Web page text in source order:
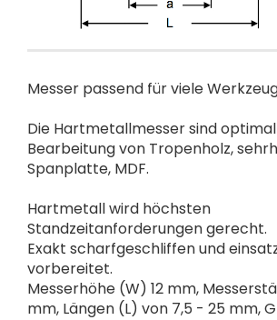
Messer passend für viele
Die Hartmetallmesser sind
Bearbeitung von Tropenholz,
Spanplatte, MDF.
Hartmetall wird höchsten
Standzeitanforderungen gerecht.
Exakt scharfgeschliffen und
vorbereitet.
Messerhöhe (W) 12 mm,
mm, Längen (L) von 7,5 - 25 mm,